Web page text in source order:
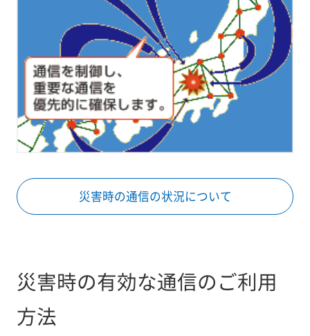
災害時の通信の状況について
災害時の有効な通信のご利用
方法